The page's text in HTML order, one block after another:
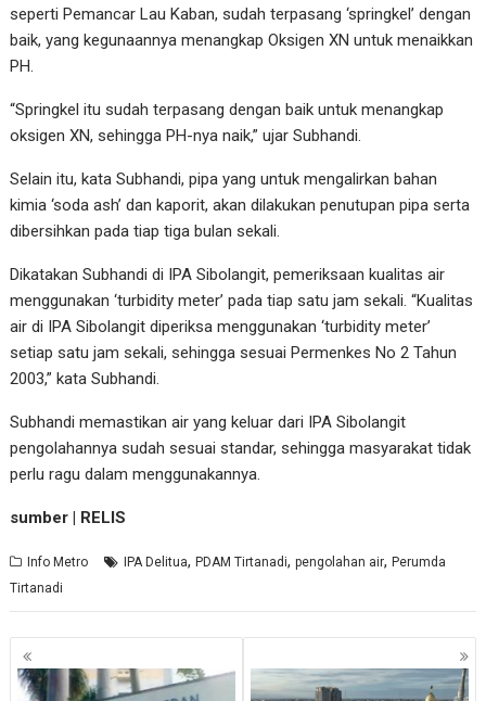
seperti Pemancar Lau Kaban, sudah terpasang ‘springkel’ dengan
baik, yang kegunaannya menangkap Oksigen XN untuk menaikkan
PH.
“Springkel itu sudah terpasang dengan baik untuk menangkap
oksigen XN, sehingga PH-nya naik,” ujar Subhandi.
Selain itu, kata Subhandi, pipa yang untuk mengalirkan bahan
kimia ‘soda ash’ dan kaporit, akan dilakukan penutupan pipa serta
dibersihkan pada tiap tiga bulan sekali.
Dikatakan Subhandi di IPA Sibolangit, pemeriksaan kualitas air
menggunakan ‘turbidity meter’ pada tiap satu jam sekali. “Kualitas
air di IPA Sibolangit diperiksa menggunakan ‘turbidity meter’
setiap satu jam sekali, sehingga sesuai Permenkes No 2 Tahun
2003,” kata Subhandi.
Subhandi memastikan air yang keluar dari IPA Sibolangit
pengolahannya sudah sesuai standar, sehingga masyarakat tidak
perlu ragu dalam menggunakannya.
sumber | RELIS
Info Metro IPA Delitua,PDAM Tirtanadi,pengolahan air,Perumda
Tirtanadi
Navigasi
pos